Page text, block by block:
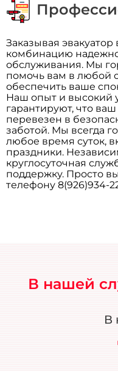
Заказывая
комбинацию
обслуживания. Мы
помочь вам в любой
обеспечить ваше
Наш опыт и высокий
гарантируют, что
перевезен в
заботой. Мы всегда
любое время суток,
праздники.
круглосуточная
поддержку. Просто
телефону 8(926)934-
В нашей
В